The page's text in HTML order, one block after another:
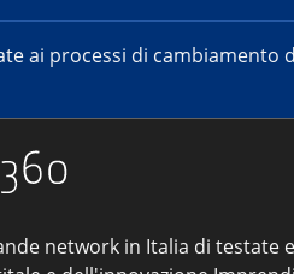
ai processi di cambiamento
network in Italia di testate